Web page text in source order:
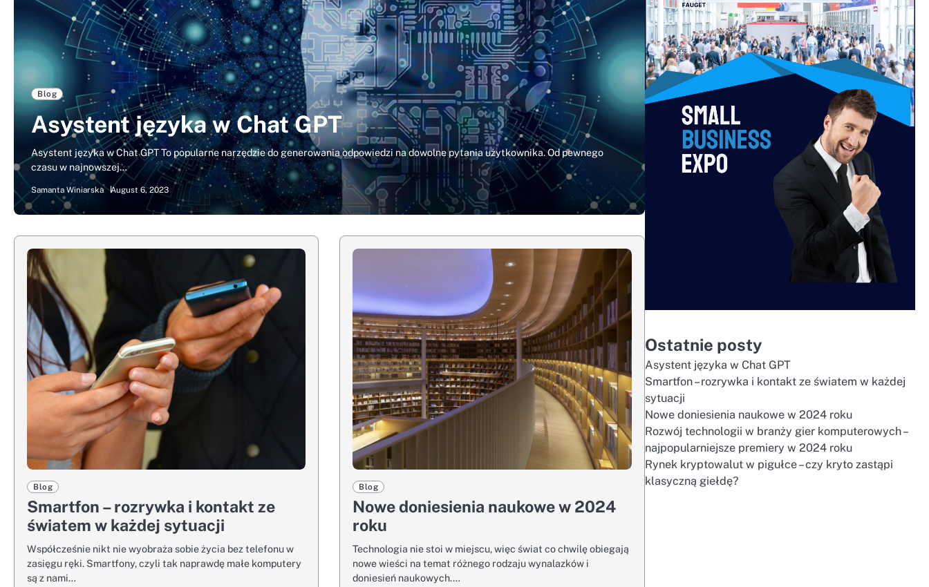
Blog
Asystent języka w Chat GPT
Asystent języka w Chat GPT To popularne narzędzie do generowania odpowiedzi na dowolne pytania użytkownika. Od pewnego
czasu w najnowszej…
Samanta Winiarska August 6, 2023
Blog
Smartfon – rozrywka i kontakt ze
światem w każdej sytuacji
Współcześnie nikt nie wyobraża sobie życia bez telefonu w
zasięgu ręki. Smartfony, czyli tak naprawdę małe komputery
są z nami…
Blog
Nowe doniesienia naukowe w 2024
roku
Technologia nie stoi w miejscu, więc świat co chwilę obiegają
nowe wieści na temat różnego rodzaju wynalazków i
doniesień naukowych.…
Ostatnie posty
Asystent języka w Chat GPT
Smartfon – rozrywka i kontakt ze światem w każdej
sytuacji
Nowe doniesienia naukowe w 2024 roku
Rozwój technologii w branży gier komputerowych –
najpopularniejsze premiery w 2024 roku
Rynek kryptowalut w pigułce – czy kryto zastąpi
klasyczną giełdę?